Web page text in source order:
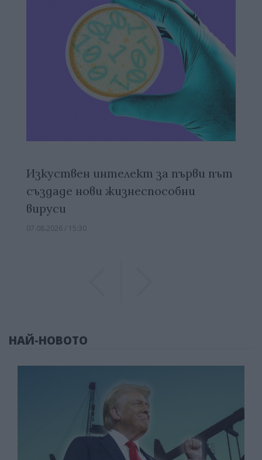
Изкуствен интелект за първи път
създаде нови жизнеспособни
вируси
07.08.2026 / 15:30
НАЙ-НОВОТО